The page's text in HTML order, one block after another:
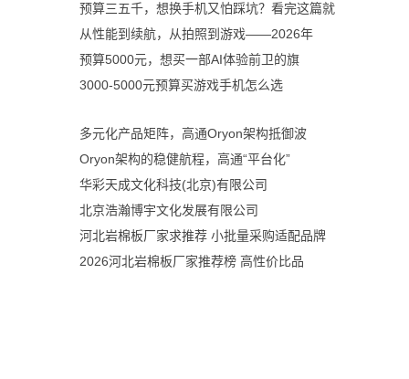
预算三五千，想换手机又怕踩坑？看完这篇就
从性能到续航，从拍照到游戏——2026年
预算5000元，想买一部AI体验前卫的旗
3000-5000元预算买游戏手机怎么选
多元化产品矩阵，高通Oryon架构抵御波
Oryon架构的稳健航程，高通“平台化”
华彩天成文化科技(北京)有限公司
北京浩瀚博宇文化发展有限公司
河北岩棉板厂家求推荐 小批量采购适配品牌
2026河北岩棉板厂家推荐榜 高性价比品